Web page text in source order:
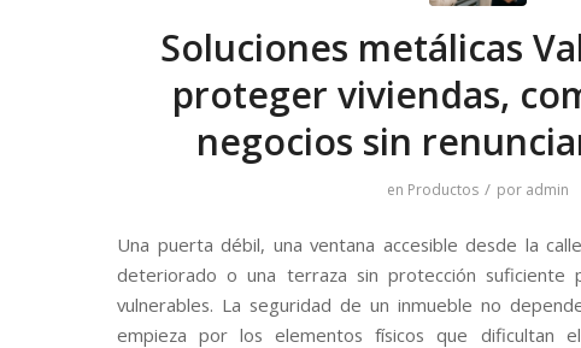
Soluciones metálicas
proteger viviendas,
negocios sin
en Productos / por admin
Una puerta débil, una ventana accesible desde la
deteriorado o una terraza sin protección suficiente
vulnerables. La seguridad de un inmueble no
empieza por los elementos físicos que dificultan